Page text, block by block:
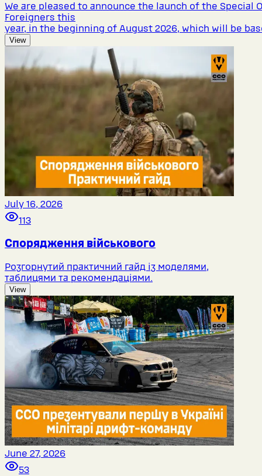
We are pleased to announce the launch of the Special
Foreigners this
year, in the beginning of August 2026, which will be
View
July 16, 2026
113
Спорядження військового
Розгорнутий практичний гайд із моделями,
таблицями та рекомендаціями.
View
June 27, 2026
53